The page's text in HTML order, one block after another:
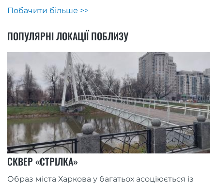
Побачити більше >>
ПОПУЛЯРНІ ЛОКАЦІЇ ПОБЛИЗУ
СКВЕР «СТРІЛКА»
Образ міста Харкова у багатьох асоціюється із